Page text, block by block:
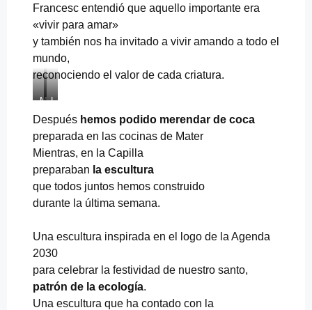
Francesc entendió que aquello importante era
«vivir para amar»
y también nos ha invitado a vivir amando a todo el
mundo,
reconociendo el valor de cada criatura.
M
a
g
a
l
d
a
a
e
u
d
u
L
m
e
r
i
n
d
p
e
p
a
r
Después hemos podido merendar de coca
preparada en las cocinas de Mater
Mientras, en la Capilla
preparaban la escultura
que todos juntos hemos construido
durante la última semana.
Una escultura inspirada en el logo de la Agenda
2030
para celebrar la festividad de nuestro santo,
patrón de la ecología.
Una escultura que ha contado con la